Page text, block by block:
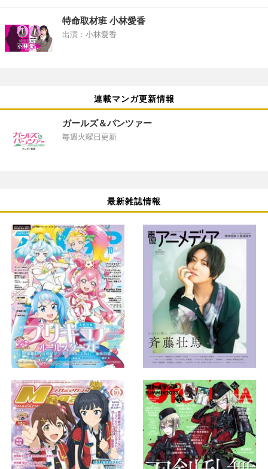
特命取材班 小林愛香
出演：小林愛香
連載マンガ更新情報
ガールズ＆パンツァー
毎週火曜日更新
最新雑誌情報